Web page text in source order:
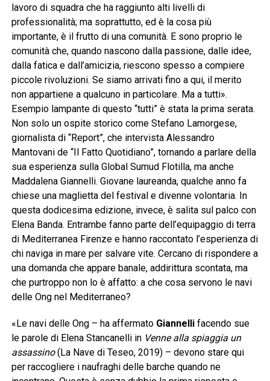
lavoro di squadra che ha raggiunto alti livelli di
professionalità; ma soprattutto, ed è la cosa più
importante, è il frutto di una comunità. E sono proprio le
comunità che, quando nascono dalla passione, dalle idee,
dalla fatica e dall’amicizia, riescono spesso a compiere
piccole rivoluzioni. Se siamo arrivati fino a qui, il merito
non appartiene a qualcuno in particolare. Ma a tutti».
Esempio lampante di questo “tutti” è stata la prima serata.
Non solo un ospite storico come Stefano Lamorgese,
giornalista di “Report”, che intervista Alessandro
Mantovani de “Il Fatto Quotidiano”, tornando a parlare della
sua esperienza sulla Global Sumud Flotilla, ma anche
Maddalena Giannelli. Giovane laureanda, qualche anno fa
chiese una maglietta del festival e divenne volontaria. In
questa dodicesima edizione, invece, è salita sul palco con
Elena Banda. Entrambe fanno parte dell’equipaggio di terra
di Mediterranea Firenze e hanno raccontato l’esperienza di
chi naviga in mare per salvare vite. Cercano di rispondere a
una domanda che appare banale, addirittura scontata, ma
che purtroppo non lo è affatto: a che cosa servono le navi
delle Ong nel Mediterraneo?
«Le navi delle Ong – ha affermato Giannellifacendo sue
le parole di Elena Stancanelli in Venne alla spiaggia un
assassino(La Nave di Teseo, 2019) – devono stare qui
per raccogliere i naufraghi delle barche quando ne